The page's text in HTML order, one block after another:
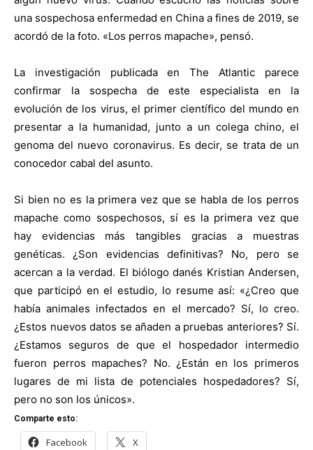
una sospechosa enfermedad en China a fines de 2019, se
acordó de la foto. «Los perros mapache», pensó.
La investigación publicada en The Atlantic parece
confirmar la sospecha de este especialista en la
evolución de los virus, el primer científico del mundo en
presentar a la humanidad, junto a un colega chino, el
genoma del nuevo coronavirus. Es decir, se trata de un
conocedor cabal del asunto.
Si bien no es la primera vez que se habla de los perros
mapache como sospechosos, sí es la primera vez que
hay evidencias más tangibles gracias a muestras
genéticas. ¿Son evidencias definitivas? No, pero se
acercan a la verdad. El biólogo danés Kristian Andersen,
que participó en el estudio, lo resume así: «¿Creo que
había animales infectados en el mercado? Sí, lo creo.
¿Estos nuevos datos se añaden a pruebas anteriores? Sí.
¿Estamos seguros de que el hospedador intermedio
fueron perros mapaches? No. ¿Están en los primeros
lugares de mi lista de potenciales hospedadores? Sí,
pero no son los únicos».
Comparte esto:
Facebook X